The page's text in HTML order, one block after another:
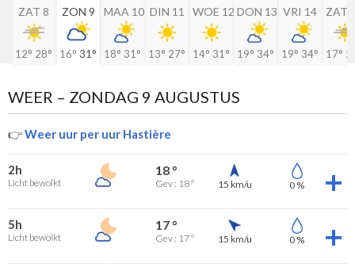
ZAT 8
12° 28°
ZON 9
16° 31°
MAA 10
18° 31°
DIN 11
13° 27°
WOE 12
14° 31°
DON 13
19° 34°
VRI 14
19° 34°
ZAT
17°
WEER – ZONDAG 9 AUGUSTUS
👉Weer uur per uur Hastière
2h
Licht bewolkt
18 °
Gev : 18 ° 15 km/u 0 %
5h
Licht bewolkt
17 °
Gev : 17 ° 15 km/u 0 %